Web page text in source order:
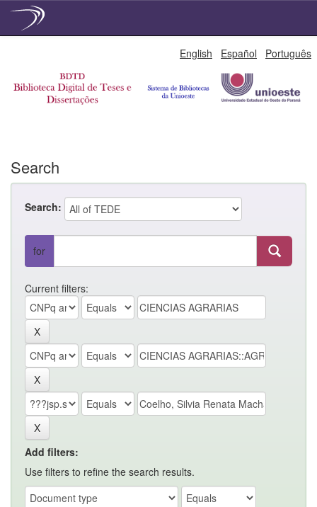
English Español Português
Search
Search:
for
Current filters:
Add filters:
Use filters to refine the search results.